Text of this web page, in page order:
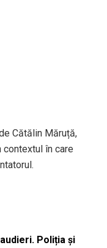
Cătălin Măruță,
contextul în care
Poliția și